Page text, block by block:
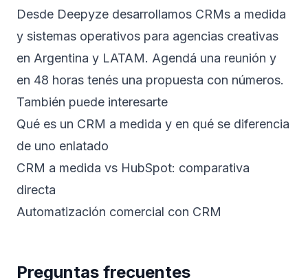
Desde Deepyze desarrollamos CRMs a medida
y sistemas operativos para agencias creativas
en Argentina y LATAM. Agendá una reunión y
en 48 horas tenés una propuesta con números.
También puede interesarte
Qué es un CRM a medida y en qué se diferencia
de uno enlatado
CRM a medida vs HubSpot: comparativa
directa
Automatización comercial con CRM
Preguntas frecuentes